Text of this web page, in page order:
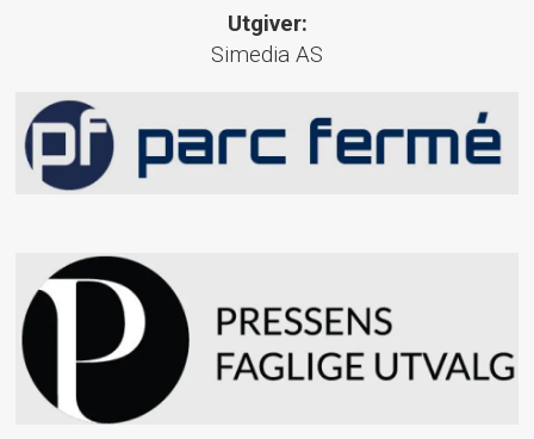
Utgiver:
Simedia AS